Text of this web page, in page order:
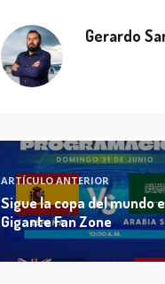
Gerardo
ARTÍCULO ANTERIOR
Sigue la copa del mundo
Gigante Fan Zone